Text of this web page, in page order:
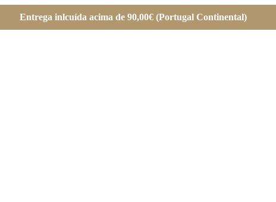
Entrega inlcuída acima de 90,00€ (Portugal Continental)